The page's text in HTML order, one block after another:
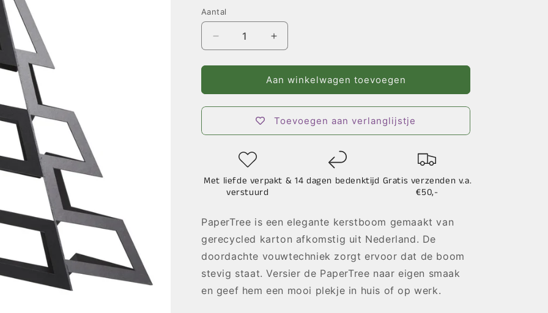
Aantal
Aantal
verlagen
voor
-
Diverse
Aantal
verhogen
voor
PaperTree
-
Diverse
Kleuren
Aan winkelwagen toevoegen
Toevoegen aan verlanglijstje
Met liefde verpakt &
verstuurd
14 dagen bedenktijd Gratis verzenden v.a.
€50,-
PaperTree is een elegante kerstboom gemaakt van
gerecycled karton afkomstig uit Nederland. De
doordachte vouwtechniek zorgt ervoor dat de boom
stevig staat. Versier de PaperTree naar eigen smaak
en geef hem een mooi plekje in huis of op werk.